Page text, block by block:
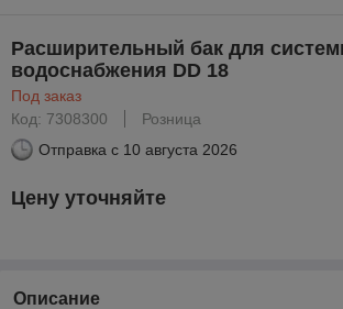
Расширительный бак для
водоснабжения DD 18
Под заказ
Код: 7308300
Розница
Отправка с 10 августа 2026
Цену уточняйте
Описание